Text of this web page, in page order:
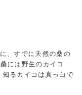
、すでに天然の桑の
には野生のカイコ
知るカイコは真っ白で